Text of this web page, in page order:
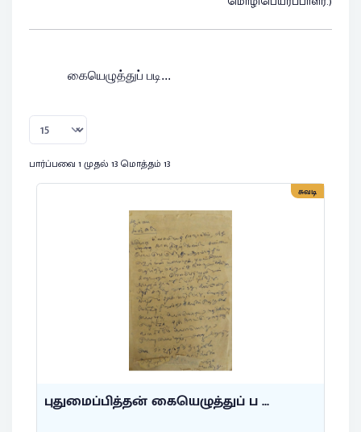
கையெழுத்துப் படி...
பார்ப்பவை 1 முதல் 13 மொத்தம் 13
சுவடி
புதுமைப்பித்தன் கையெழுத்துப் ப ...